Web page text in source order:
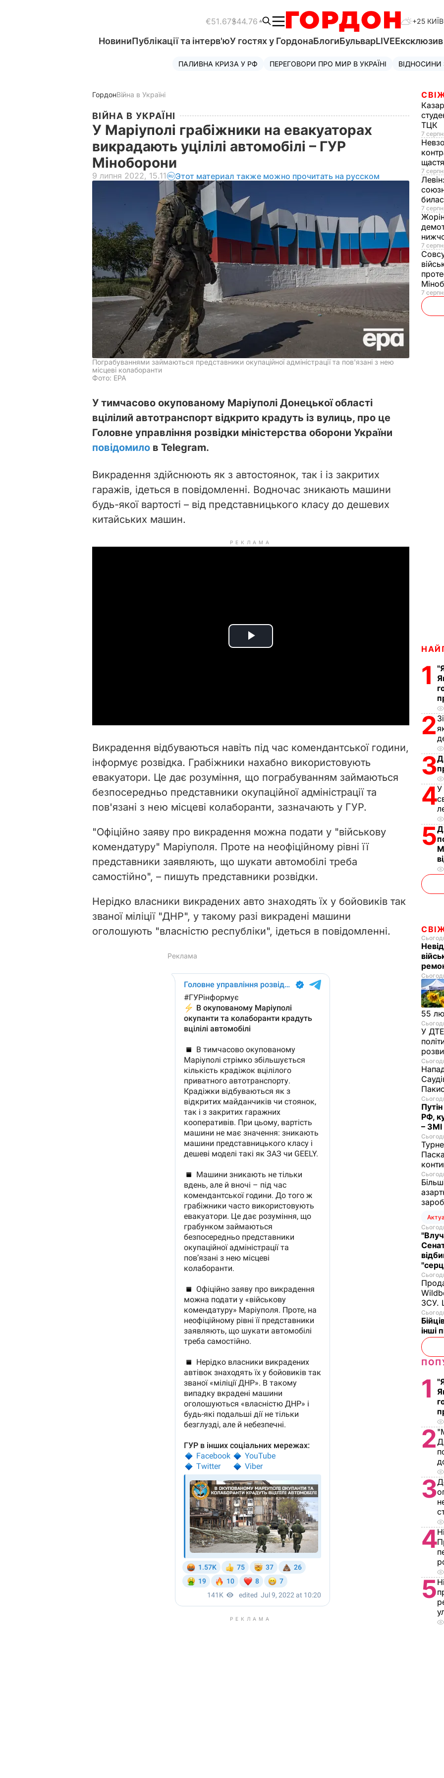
€51.67$44.76 +25 КИЇВ
НовиниПублікації та інтерв'юУ гостях у ГордонаБлогиБульварLIVEЕксклюзив
ПАЛИВНА КРИЗА У РФ ПЕРЕГОВОРИ ПРО МИР В УКРАЇНІ
ГордонВійна в Україні
ВІЙНА В УКРАЇНІ
У Маріуполі грабіжники на евакуаторах
викрадають уцілілі автомобілі – ГУР
Міноборони
9 липня 2022, 15.11 Этот материал также можно прочитать на русском
Пограбуваннями займаються представники окупаційної адміністрації та пов'язані з нею
місцеві колаборанти
Фото: ЕРА
У тимчасово окупованому Маріуполі Донецької області
вцілілий автотранспорт відкрито крадуть із вулиць, про це
Головне управління розвідки міністерства оборони України
повідомило в Telegram.
Викрадення здійснюють як з автостоянок, так і із закритих
гаражів, ідеться в повідомленні. Водночас зникають машини
будь-якої вартості – від представницького класу до дешевих
китайських машин.
РЕКЛАМА
P
i
d
e
o
Викрадення відбуваються навіть під час комендантської години,
інформує розвідка. Грабіжники нахабно використовують
евакуатори. Це дає розуміння, що пограбуванням займаються
безпосередньо представники окупаційної адміністрації та
пов'язані з нею місцеві колаборанти, зазначають у ГУР.
"Офіційно заяву про викрадення можна подати у "військову
комендатуру" Маріуполя. Проте на неофіційному рівні її
представники заявляють, що шукати автомобілі треба
самостійно", – пишуть представники розвідки.
Нерідко власники викрадених авто знаходять їх у бойовиків так
званої міліції "ДНР", у такому разі викрадені машини
оголошують "власністю республіки", ідеться в повідомленні.
РЕКЛАМА
ТЦК
7
щастя
7
Левін:
7
7
7
1
2
3
4У
5
55
У
РФ,
– ЗМІ
ЗСУ.
інші
1
2
3
4
5